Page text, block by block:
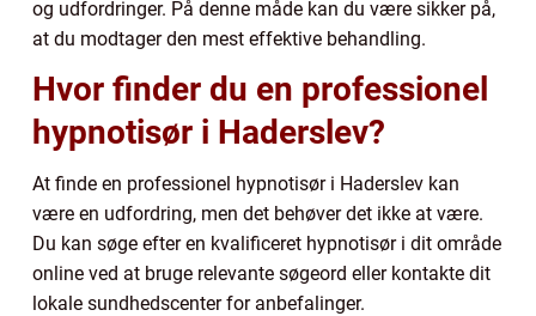
og udfordringer. På denne måde kan du være sikker på,
at du modtager den mest effektive behandling.
Hvor finder du en professionel
hypnotisør i Haderslev?
At finde en professionel hypnotisør i Haderslev kan
være en udfordring, men det behøver det ikke at være.
Du kan søge efter en kvalificeret hypnotisør i dit område
online ved at bruge relevante søgeord eller kontakte dit
lokale sundhedscenter for anbefalinger.